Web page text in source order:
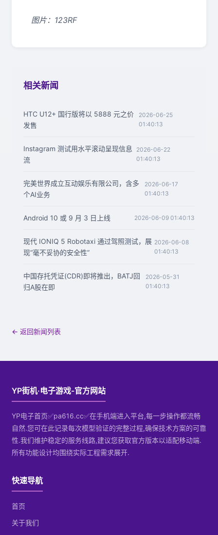
图片：123RF
相关新闻
HTC U12+ 国行版将以 5888 元之价
发售
2026-06-25
01:40:13
Instagram 测试用水平滚动呈现信息
流
2026-06-22
01:40:13
完美世界成立互动娱乐有限公司，含多
个AI业务
2026-06-17
01:40:13
Android 10 或 9 月 3 日上线 2026-06-09 01:40:13
现代 IONIQ 5 Robotaxi 通过驾照测试，展
现“毫不妥协的安全性”
2026-06-08
01:40:13
中国存托凭证(CDR)即将推出，BATJ回
归A股在即
2026-05-31
01:40:13
← 返回新闻列表
YP街机·电子游戏-官方网站
YP电子首页✅pa616.cc✅在手机端进入平台,每一步操作都流畅
自然.您可在此记录每次模型验证的完整过程,确保技术方案的可靠
性.我们维护稳定的服务线路,建议您获取官方版本以适配移动端.
所有功能设计均围绕实际工程需求展开.
快速导航
首页
关于我们